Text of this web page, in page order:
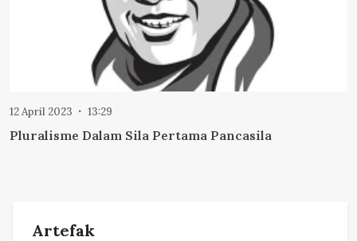
12 April 2023 13:29
Pluralisme Dalam Sila Pertama Pancasila
Artefak